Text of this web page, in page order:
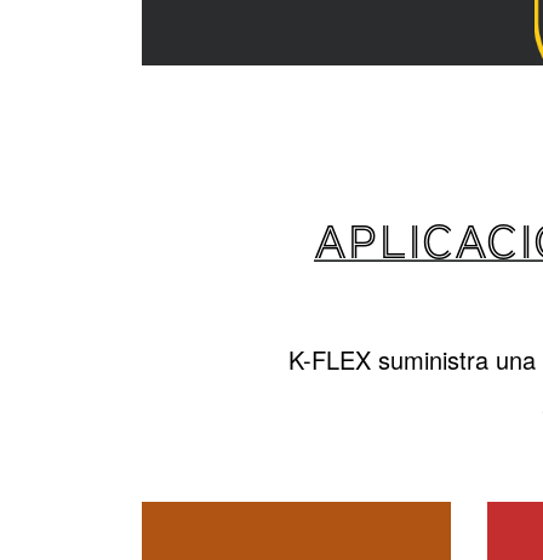
K-FLEX suministra